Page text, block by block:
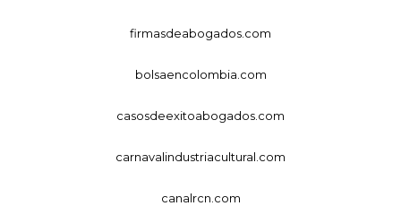
firmasdeabogados.com
bolsaencolombia.com
casosdeexitoabogados.com
carnavalindustriacultural.com
canalrcn.com